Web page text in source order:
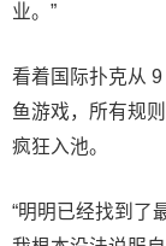
业。”
看着国际扑克从
鱼游戏，所有规
疯狂入池。
“明明已经找到了